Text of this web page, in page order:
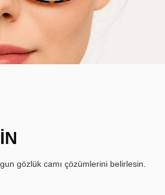
gözlük camı çözümlerini belirlesin.